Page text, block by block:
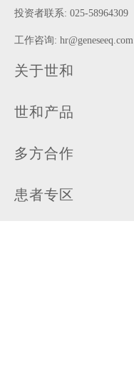
投资者联系: 025-58964309
工作咨询: hr@geneseeq.com
关于世和
世和产品
多方合作
患者专区